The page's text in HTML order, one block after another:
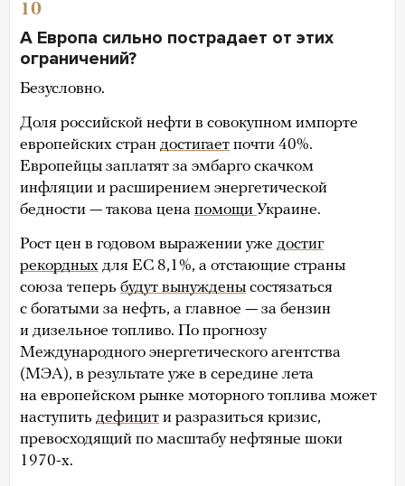
10
А Европа сильно пострадает от этих
ограничений?
Безусловно.
Доля российской нефти в совокупном импорте
европейских стран достигает почти 40%.
Европейцы заплатят за эмбарго скачком
инфляции и расширением энергетической
бедности — такова цена помощи Украине.
Рост цен в годовом выражении уже достиг
рекордных для ЕС 8,1%, а отстающие страны
союза теперь будут вынуждены состязаться
с богатыми за нефть, а главное — за бензин
и дизельное топливо. По прогнозу
Международного энергетического агентства
(МЭА), в результате уже в середине лета
на европейском рынке моторного топлива может
наступить дефицит и разразиться кризис,
превосходящий по масштабу нефтяные шоки
1970-х.